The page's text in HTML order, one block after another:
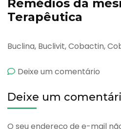
Remédios da
Terapêutica
Buclina, Buclivit, Cobactin,
Deixe um comentário
Deixe um
O seu endereço de e-mail